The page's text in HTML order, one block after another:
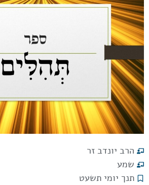
הרב יונדב זר
שמע
תנך יומי תשעט